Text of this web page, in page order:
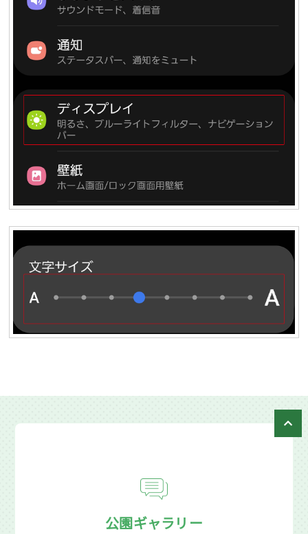
公園ギャラリー